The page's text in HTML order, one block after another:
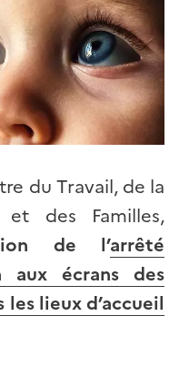
du Travail, de la
et des Familles,
de l’arrêté
aux écrans des
les lieux d’accueil